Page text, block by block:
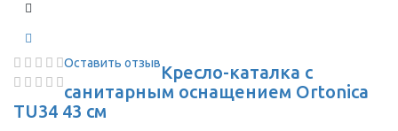
Оставить отзывКресло-каталка с
санитарным оснащением Ortonica
TU34 43 см